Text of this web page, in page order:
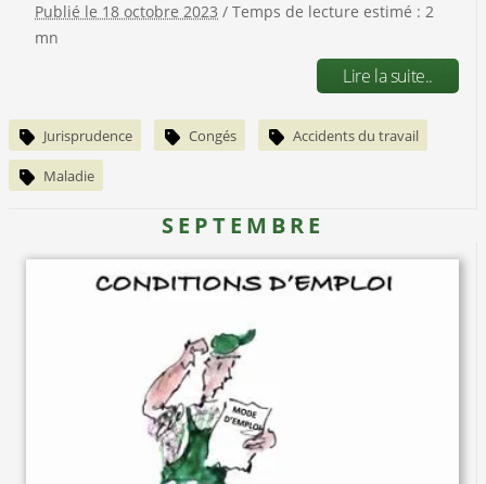
Publié le 18 octobre 2023 / Temps de lecture estimé : 2
mn
Lire la suite..
Jurisprudence Congés Accidents du travail
Maladie
SEPTEMBRE